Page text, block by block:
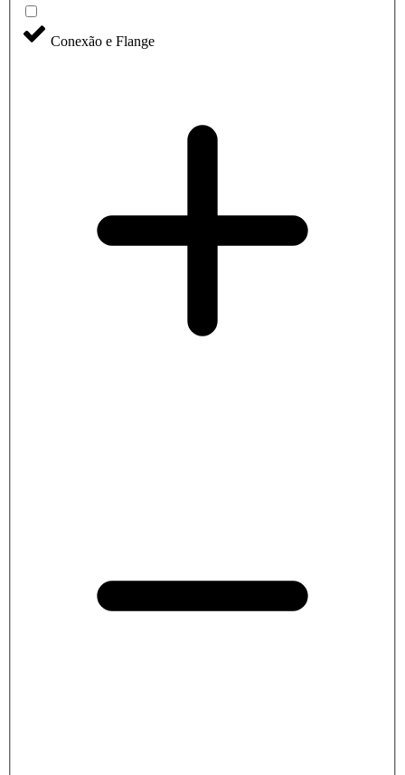
Conexão e Flange